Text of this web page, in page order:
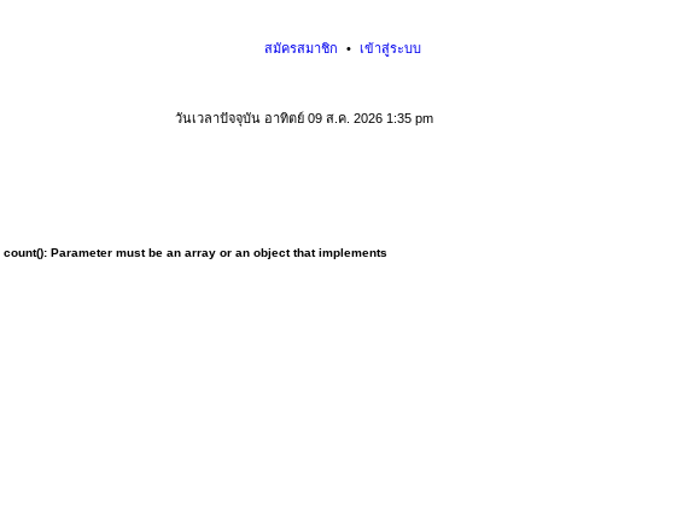
เข้าสู่ระบบ
สมัครสมาชิก
วันเวลาปัจจุบัน อาทิตย์ 09 ส.ค. 2026 1:35 pm
count(): Parameter must be an array or an object that implements